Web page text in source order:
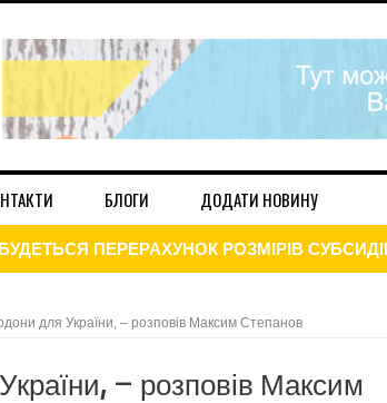
БЛОГИ ДОДАТИ НОВИНУ
ДО ОЧНОГО НАВЧАННЯ
для України, – розповів Максим Степанов
– розповів Максим